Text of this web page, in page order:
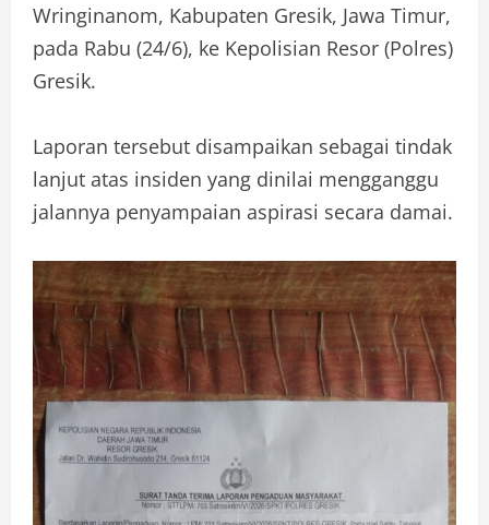
Wringinanom, Kabupaten Gresik, Jawa Timur,
pada Rabu (24/6), ke Kepolisian Resor (Polres)
Gresik.
Laporan tersebut disampaikan sebagai tindak
lanjut atas insiden yang dinilai mengganggu
jalannya penyampaian aspirasi secara damai.